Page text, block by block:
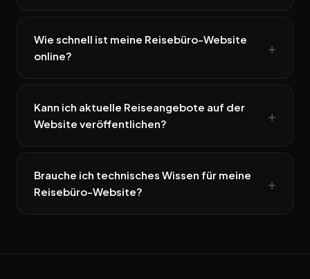
Wie schnell ist meine Reisebüro-Website
online?
Kann ich aktuelle Reiseangebote auf der
Website veröffentlichen?
Brauche ich technisches Wissen für meine
Reisebüro-Website?